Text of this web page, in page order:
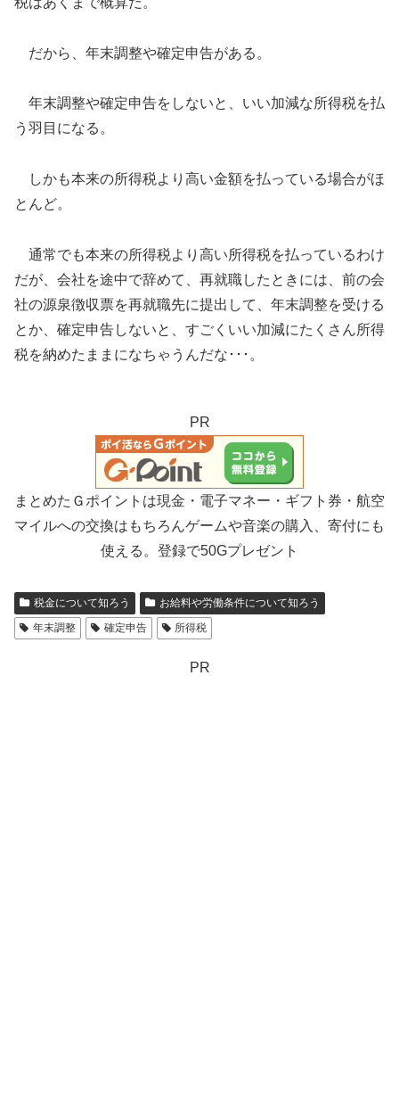
だから、年末調整や確定申告がある。
年末調整や確定申告をしないと、いい加減な所得税を払
う羽目になる。
しかも本来の所得税より高い金額を払っている場合がほ
とんど。
通常でも本来の所得税より高い所得税を払っているわけ
だが、会社を途中で辞めて、再就職したときには、前の会
社の源泉徴収票を再就職先に提出して、年末調整を受ける
とか、確定申告しないと、すごくいい加減にたくさん所得
税を納めたままになちゃうんだな･･･。
PR
まとめたＧポイントは現金・電子マネー・ギフト券・航空
マイルへの交換はもちろんゲームや音楽の購入、寄付にも
使える。登録で50Gプレゼント
税金について知ろう
お給料や労働条件について知ろう
年末調整
確定申告 所得税
PR